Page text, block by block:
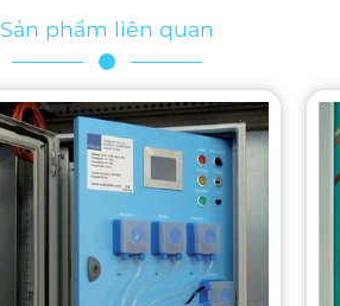
Sản phẩm liên quan